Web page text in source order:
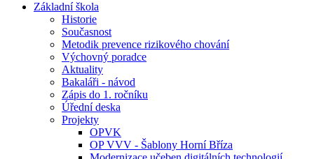
Základní škola
Historie
Současnost
Metodik prevence rizikového chování
Výchovný poradce
Aktuality
Bakaláři - návod
Zápis do 1. ročníku
Úřední deska
Projekty
OPVK
OP VVV - Šablony Horní Bříza